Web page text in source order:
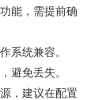
能，需提前确
系统兼容。
避免丢失。
，建议在配置